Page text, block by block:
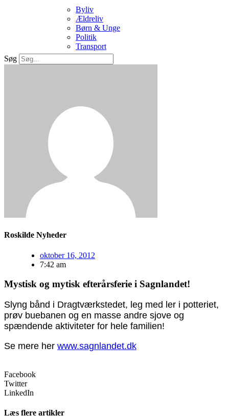
Byliv
Ældreliv
Børn & Unge
Politik
Transport
Søg
Roskilde Nyheder
oktober 16, 2012
7:42 am
Mystisk og mytisk efterårsferie i Sagnlandet!
Slyng bånd i Dragtværkstedet, leg med ler i potteriet,
prøv buebanen og en masse andre sjove og
spændende aktiviteter for hele familien!
Se mere her www.sagnlandet.dk
Facebook
Twitter
LinkedIn
Læs flere artikler